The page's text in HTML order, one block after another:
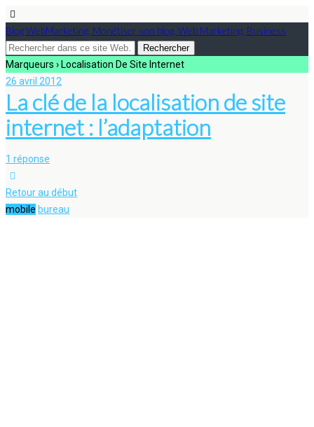
Blog WebMarketing, Monétiser son blog, Web Marketing, Business
Marqueurs › Localisation De Site Internet
26 avril 2012
La clé de la localisation de site
internet : l’adaptation
1 réponse
Retour au début
mobile bureau